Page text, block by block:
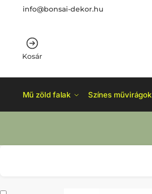
info@bonsai-dekor.hu
Kosár
Mű zöld falak Színes művirágok